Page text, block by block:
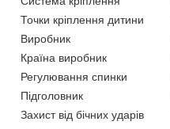
Точки кріплення дитини
Виробник
Країна виробник
Регулювання спинки
Підголовник
Захист від бічних ударів